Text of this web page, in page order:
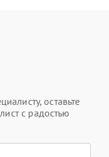
оставьте
с радостью